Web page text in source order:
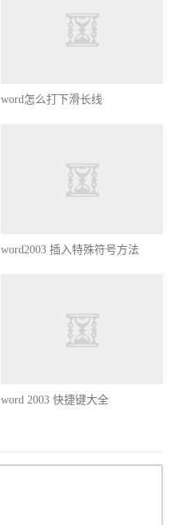
word怎么打下滑长线
word2003 插入特殊符号方法
word 2003 快捷键大全